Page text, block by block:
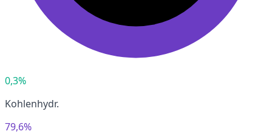
0,3%
Kohlenhydr.
79,6%